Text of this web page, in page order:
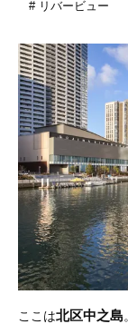
リバービュー
ここは北区中之島。